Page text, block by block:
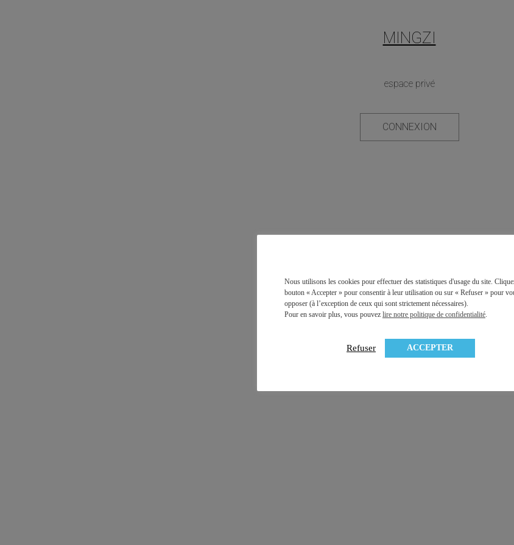
MINGZI
espace privé
CONNEXION
Nous utilisons les cookies pour effectuer des statistiques d'usage du site.
bouton « Accepter » pour consentir à leur utilisation ou sur « Refuser » pour
opposer (à l’exception de ceux qui sont strictement nécessaires).
Pour en savoir plus, vous pouvez lire notre politique de confidentialité
Refuser ACCEPTER